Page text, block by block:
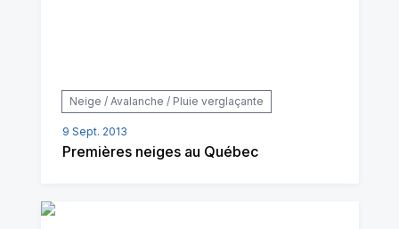
Neige / Avalanche / Pluie verglaçante
9 Sept. 2013
Premières neiges au Québec